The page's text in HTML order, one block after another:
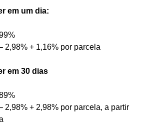
em um dia:
2,98% + 1,16% por parcela
em 30 dias
2,98% + 2,98% por parcela, a partir